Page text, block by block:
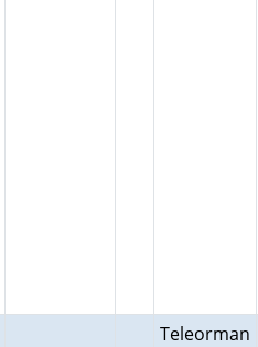
Teleorman